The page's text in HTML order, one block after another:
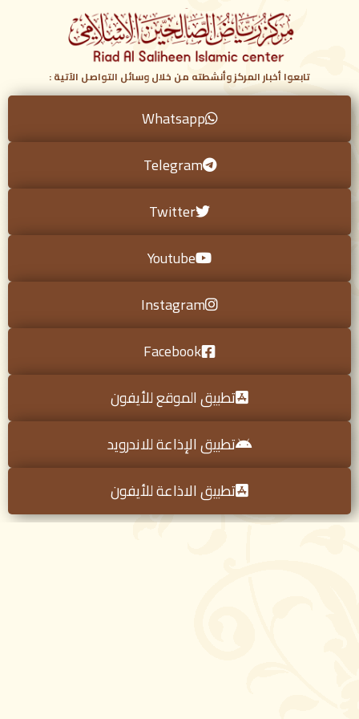
تابعوا أخبار المركز وأنشطته من خلال وسائل التواصل الآتية :
Whatsapp
Telegram
Twitter
Youtube
Instagram
Facebook
تطبيق الموقع للأيفون
تطبيق الإذاعة للاندرويد
تطبيق الاذاعة للأيفون